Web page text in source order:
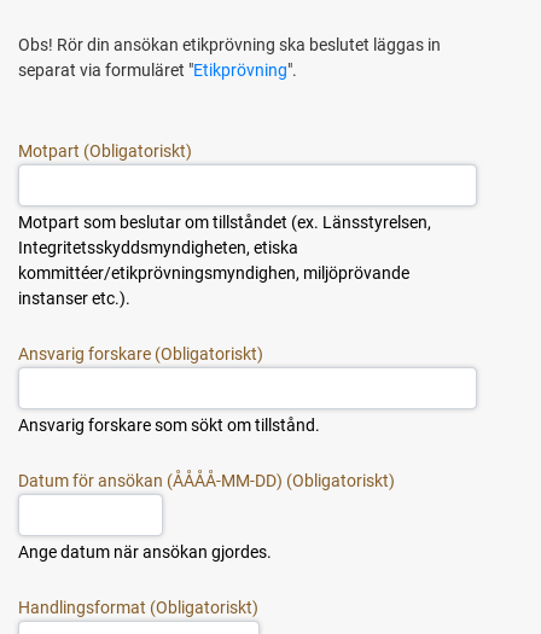
Obs! Rör din ansökan etikprövning ska beslutet läggas in
separat via formuläret "Etikprövning".
Motpart
Motpart som beslutar om tillståndet (ex. Länsstyrelsen,
Integritetsskyddsmyndigheten, etiska
kommittéer/etikprövningsmyndighen, miljöprövande
instanser etc.).
Ansvarig forskare
Ansvarig forskare som sökt om tillstånd.
Datum för ansökan (ÅÅÅÅ-MM-DD)
Ange datum när ansökan gjordes.
Handlingsformat